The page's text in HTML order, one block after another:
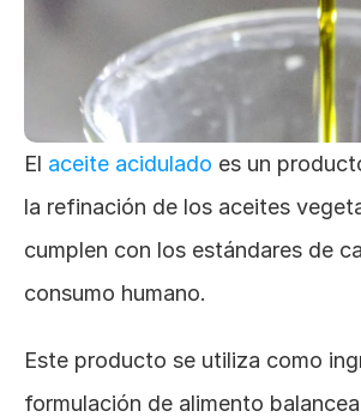
El aceite acidulado es un
la refinación de los aceites
cumplen con los estándares de
consumo humano.
Este producto se utiliza como
formulación de alimento